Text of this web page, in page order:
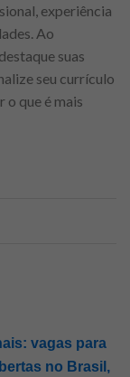
experiência
Ao
suas
seu currículo
o que é mais
vagas para
no Brasil,